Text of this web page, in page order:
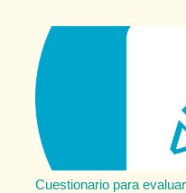
Cuestionario para